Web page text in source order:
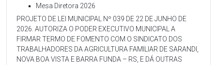
Mesa Diretora 2026
PROJETO DE LEI MUNICIPAL Nº 039 DE 22 DE JUNHO DE
2026. AUTORIZA O PODER EXECUTIVO MUNICIPAL A
FIRMAR TERMO DE FOMENTO COM O SINDICATO DOS
TRABALHADORES DA AGRICULTURA FAMILIAR DE SARANDI,
NOVA BOA VISTA E BARRA FUNDA – RS, E DÁ OUTRAS